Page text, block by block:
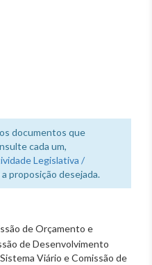
documentos que
cada um,
Legislativa /
proposição desejada.
de Orçamento e
de Desenvolvimento
Viário e Comissão de